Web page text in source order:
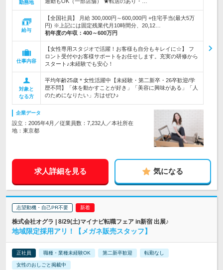
勤務地
給与
【全国社員】 月給 300,000円～600,000円 +住宅手当(最大5万
円) ※上記には固定残業代月10時間分、20,12…
初年度の年収： 400～600万円
仕事内容
【女性専用スタジオで活躍！お客様も自分もキレイに☆】 フ
ロント受付やお客様サポートをお任せします。充実の研修から
スタート♪未経験でも安心！
対象と
なる方
平均年齢25歳＊女性活躍中【未経験・第二新卒・26卒歓迎/学
歴不問】「体を動かすことが好き」「美容に興味がある」「人
のためになりたい」方はぜひ♪
企業データ
設立：2005年4月／従業員数：7,232人／本社所在
地：東京都
求人詳細を見る 気になる
志望動機・自己PR不要
株式会社オグラ | 8/29(土)マイナビ転職フェア in新宿 出展♪
地域限定採用アリ！【メガネ販売スタッフ】
正社員 職種・業種未経験OK 第二新卒歓迎 転勤なし
女性のおしごと掲載中